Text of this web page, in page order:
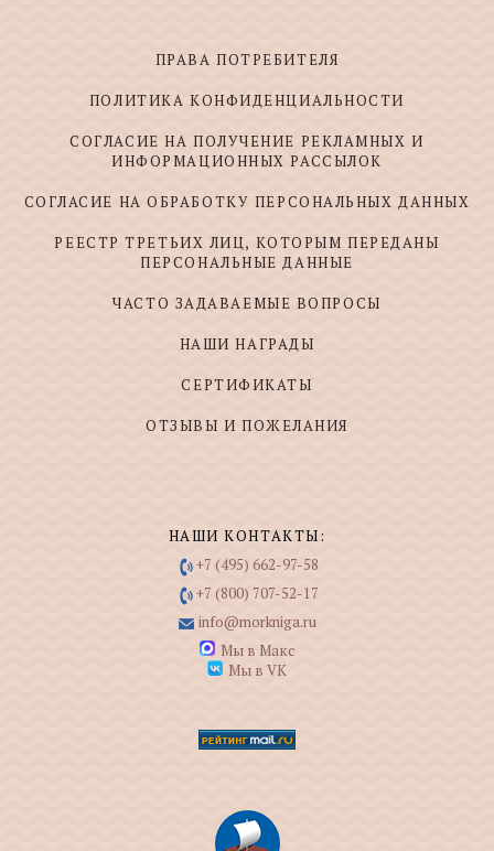
ПРАВА ПОТРЕБИТЕЛЯ
ПОЛИТИКА КОНФИДЕНЦИАЛЬНОСТИ
СОГЛАСИЕ НА ПОЛУЧЕНИЕ РЕКЛАМНЫХ И
ИНФОРМАЦИОННЫХ РАССЫЛОК
СОГЛАСИЕ НА ОБРАБОТКУ ПЕРСОНАЛЬНЫХ ДАННЫХ
РЕЕСТР ТРЕТЬИХ ЛИЦ, КОТОРЫМ ПЕРЕДАНЫ
ПЕРСОНАЛЬНЫЕ ДАННЫЕ
ЧАСТО ЗАДАВАЕМЫЕ ВОПРОСЫ
НАШИ НАГРАДЫ
СЕРТИФИКАТЫ
ОТЗЫВЫ И ПОЖЕЛАНИЯ
НАШИ КОНТАКТЫ:
+7 (495) 662-97-58
+7 (800) 707-52-17
info@morkniga.ru
Мы в Макс
Мы в VK